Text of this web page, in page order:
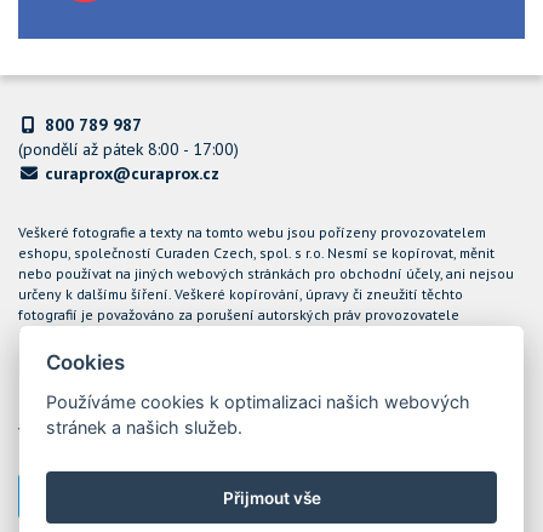
800 789 987
(pondělí až pátek 8:00 - 17:00)
curaprox@curaprox.cz
Veškeré fotografie a texty na tomto webu jsou pořízeny provozovatelem
eshopu, společností Curaden Czech, spol. s r.o. Nesmí se kopírovat, měnit
nebo používat na jiných webových stránkách pro obchodní účely, ani nejsou
určeny k dalšímu šíření. Veškeré kopírování, úpravy či zneužití těchto
fotografií je považováno za porušení autorských práv provozovatele
internetového obchodu CURAPROX a společnost Curaden Czech, spol. s r.o.
bude takové případy řešit soudní cestou.
účtenku. Zároveň je povinen zaevidovat přijatou tržbu u správce daně online;
v případě technického výpadku pak nejpozději do 48 hodin. Tržby jsou
Cookies
Používáme cookies k optimalizaci našich webových
stránek a našich služeb.
Přijmout vše